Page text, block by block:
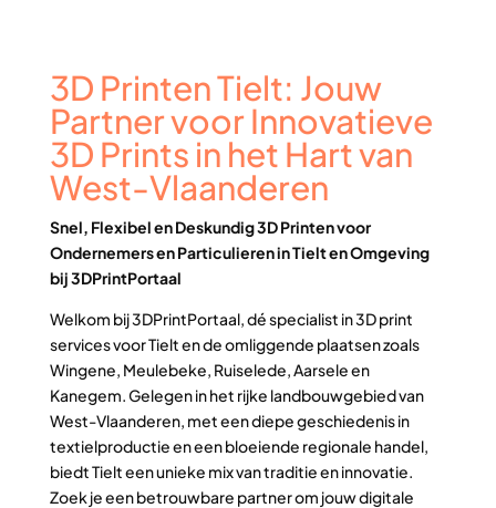
3D Printen Tielt: Jouw
Partner voor Innovatieve
3D Prints in het Hart van
West-Vlaanderen
Snel, Flexibel en Deskundig 3D Printen voor
Ondernemers en Particulieren in Tielt en Omgeving
bij 3DPrintPortaal
Welkom bij 3DPrintPortaal, dé specialist in 3D print
services voor Tielt en de omliggende plaatsen zoals
Wingene, Meulebeke, Ruiselede, Aarsele en
Kanegem. Gelegen in het rijke landbouwgebied van
West-Vlaanderen, met een diepe geschiedenis in
textielproductie en een bloeiende regionale handel,
biedt Tielt een unieke mix van traditie en innovatie.
Zoek je een betrouwbare partner om jouw digitale